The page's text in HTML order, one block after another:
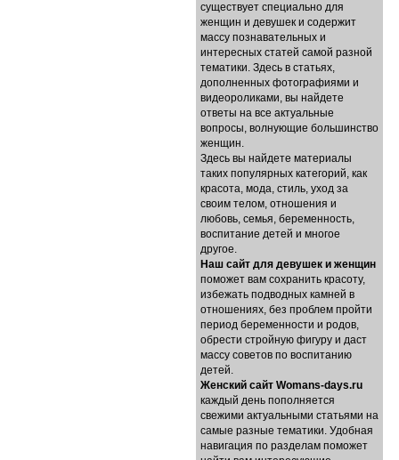
существует специально для
женщин и девушек и содержит
массу познавательных и
интересных статей самой разной
тематики. Здесь в статьях,
дополненных фотографиями и
видеороликами, вы найдете
ответы на все актуальные
вопросы, волнующие большинство
женщин.
Здесь вы найдете материалы
таких популярных категорий, как
красота, мода, стиль, уход за
своим телом, отношения и
любовь, семья, беременность,
воспитание детей и многое
другое.
Наш сайт для девушек и женщин
поможет вам сохранить красоту,
избежать подводных камней в
отношениях, без проблем пройти
период беременности и родов,
обрести стройную фигуру и даст
массу советов по воспитанию
детей.
Женский сайт Womans-days.ru
каждый день пополняется
свежими актуальными статьями на
самые разные тематики. Удобная
навигация по разделам поможет